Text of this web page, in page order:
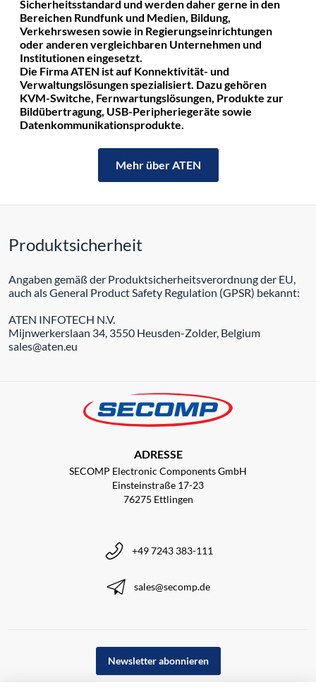
Sicherheitsstandard und werden daher gerne in den
Bereichen Rundfunk und Medien, Bildung,
Verkehrswesen sowie in Regierungseinrichtungen
oder anderen vergleichbaren Unternehmen und
Institutionen eingesetzt.
Die Firma ATEN ist auf Konnektivität- und
Verwaltungslösungen spezialisiert. Dazu gehören
KVM-Switche, Fernwartungslösungen, Produkte zur
Bildübertragung, USB-Peripheriegeräte sowie
Datenkommunikationsprodukte.
Mehr über ATEN
Produktsicherheit
Angaben gemäß der Produktsicherheitsverordnung der EU,
auch als General Product Safety Regulation (GPSR) bekannt:
ATEN INFOTECH N.V.
Mijnwerkerslaan 34, 3550 Heusden-Zolder, Belgium
sales@aten.eu
ADRESSE
SECOMP Electronic Components GmbH
Einsteinstraße 17-23
76275 Ettlingen
+49 7243 383-111
sales@secomp.de
Newsletter abonnieren